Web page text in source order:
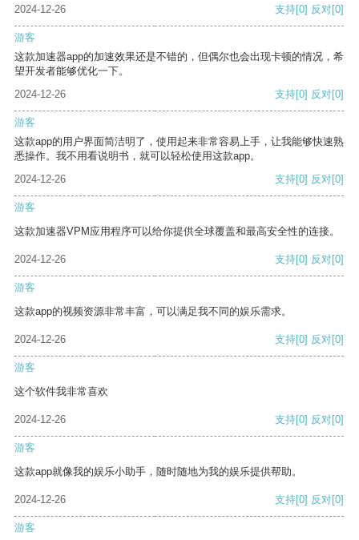
2024-12-26
支持[0] 反对[0]
游客
这款加速器app的加速效果还是不错的，但偶尔也会出现卡顿的情况，希
望开发者能够优化一下。
2024-12-26
支持[0] 反对[0]
游客
这款app的用户界面简洁明了，使用起来非常容易上手，让我能够快速熟
悉操作。我不用看说明书，就可以轻松使用这款app。
2024-12-26
支持[0] 反对[0]
游客
这款加速器VPM应用程序可以给你提供全球覆盖和最高安全性的连接。
2024-12-26 支持[0] 反对[0]
游客
这款app的视频资源非常丰富，可以满足我不同的娱乐需求。
2024-12-26 支持[0] 反对[0]
游客
这个软件我非常喜欢
2024-12-26 支持[0] 反对[0]
游客
这款app就像我的娱乐小助手，随时随地为我的娱乐提供帮助。
2024-12-26 支持[0] 反对[0]
游客